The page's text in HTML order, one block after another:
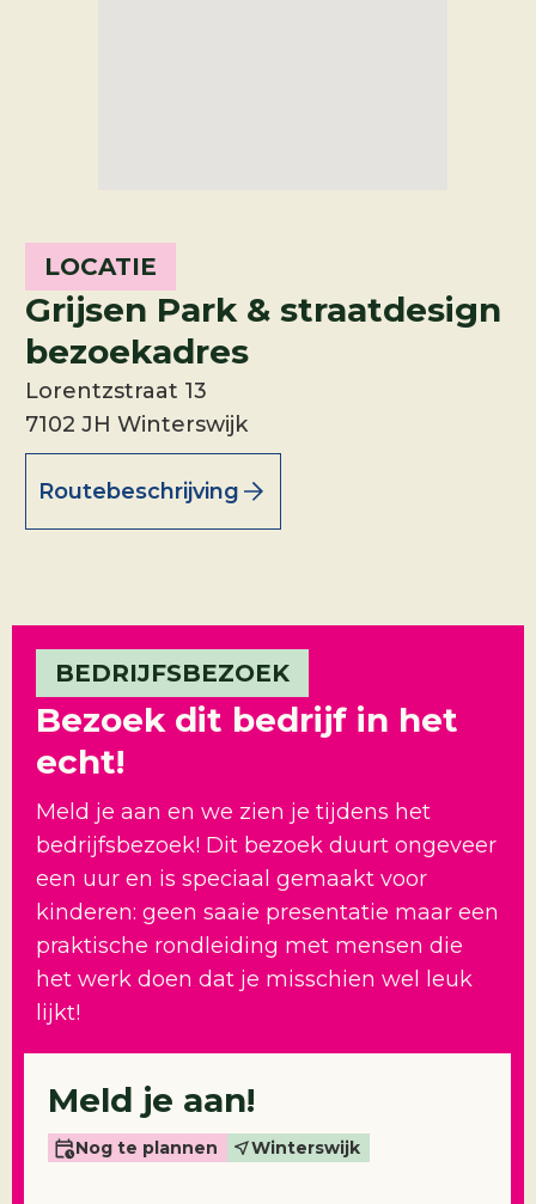
LOCATIE
Grijsen Park & straatdesign
bezoekadres
Lorentzstraat 13
7102 JH Winterswijk
Routebeschrijving
BEDRIJFSBEZOEK
Bezoek dit bedrijf in het
echt!
Meld je aan en we zien je tijdens het
bedrijfsbezoek! Dit bezoek duurt ongeveer
een uur en is speciaal gemaakt voor
kinderen: geen saaie presentatie maar een
praktische rondleiding met mensen die
het werk doen dat je misschien wel leuk
lijkt!
Meld je aan!
Nog te plannen Winterswijk